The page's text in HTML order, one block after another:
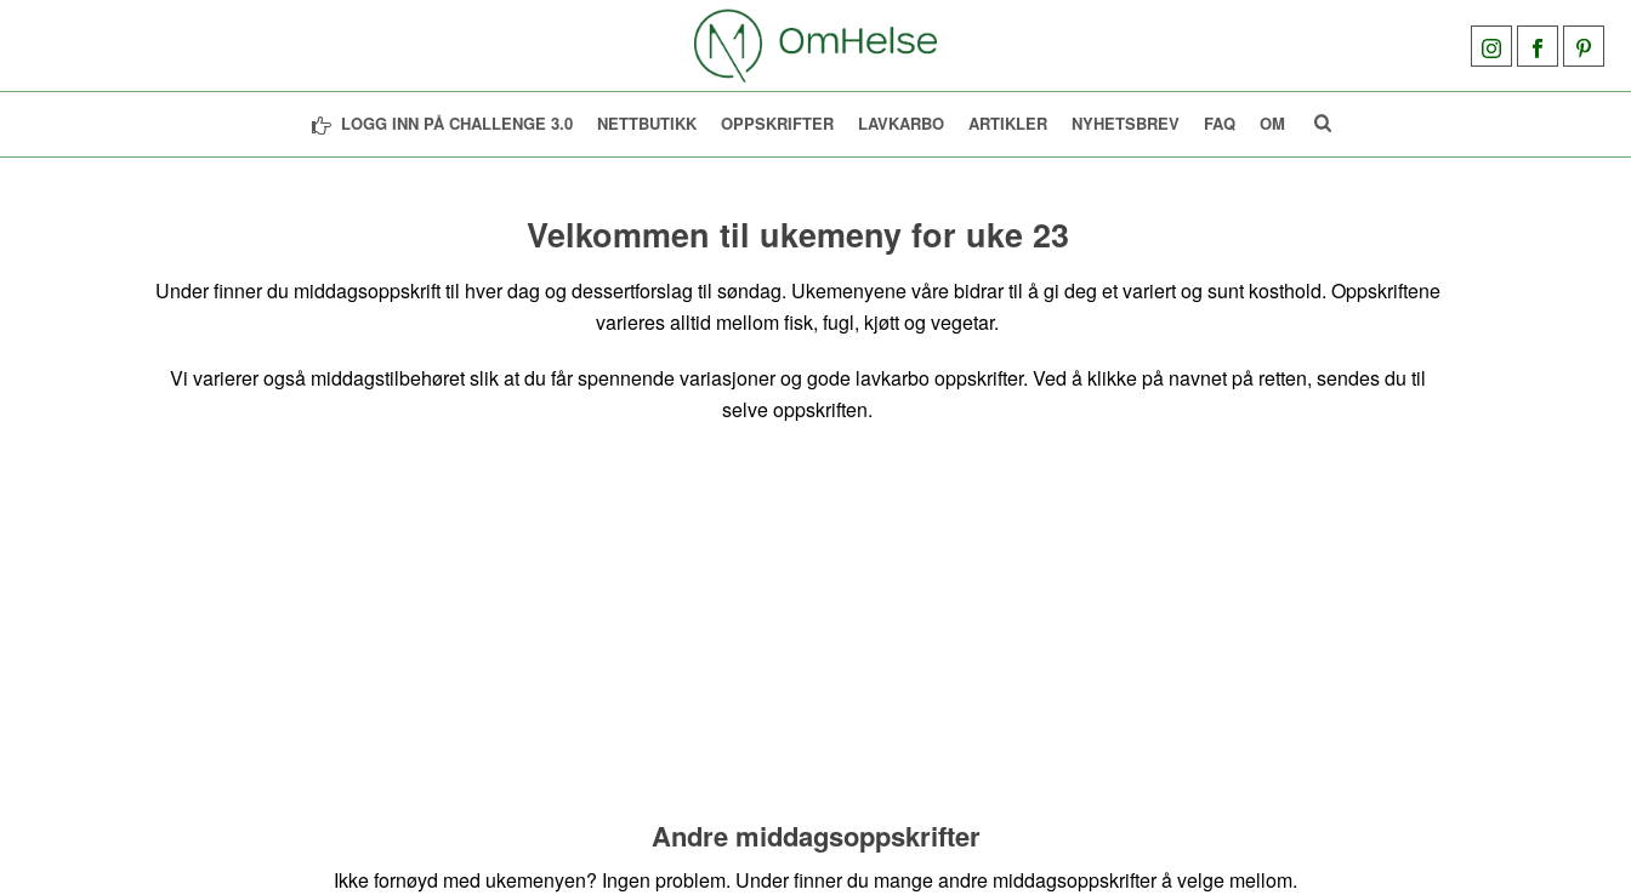
LOGG INN PÅ CHALLENGE 3.0 NETTBUTIKK OPPSKRIFTER LAVKARBO ARTIKLER NYHETSBREV FAQ OM
Velkommen til ukemeny for uke 23
Under finner du middagsoppskrift til hver dag og dessertforslag til søndag. Ukemenyene våre bidrar til å gi deg et variert og sunt kosthold. Oppskriftene
varieres alltid mellom fisk, fugl, kjøtt og vegetar.
Vi varierer også middagstilbehøret slik at du får spennende variasjoner og gode lavkarbo oppskrifter. Ved å klikke på navnet på retten, sendes du til
selve oppskriften.
Andre middagsoppskrifter
Ikke fornøyd med ukemenyen? Ingen problem. Under finner du mange andre middagsoppskrifter å velge mellom.